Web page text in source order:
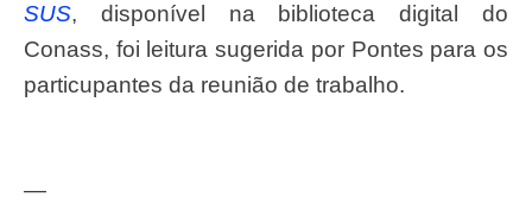
SUS, disponível na biblioteca digital do
Conass, foi leitura sugerida por Pontes para os
particupantes da reunião de trabalho.
—